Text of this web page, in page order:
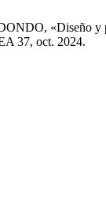
«Diseño y
37, oct. 2024.